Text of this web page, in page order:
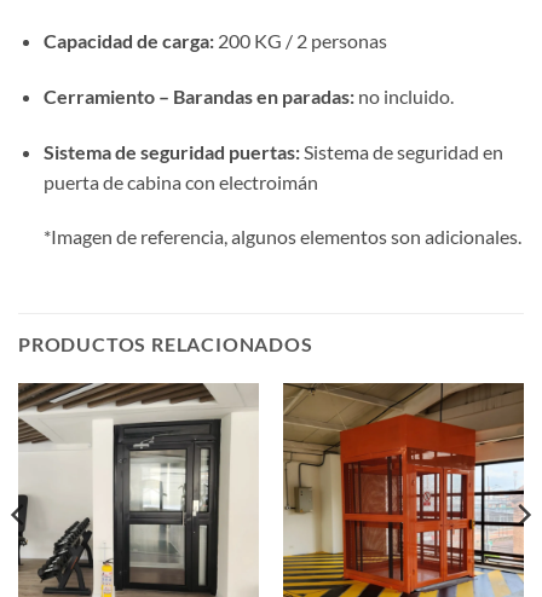
Capacidad de carga: 200 KG / 2 personas
Cerramiento – Barandas en paradas:no incluido.
Sistema de seguridad puertas: Sistema de seguridad en
puerta de cabina con electroimán
*Imagen de referencia, algunos elementos son adicionales.
PRODUCTOS RELACIONADOS